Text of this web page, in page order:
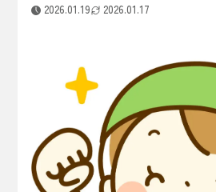
2026.01.19 2026.01.17